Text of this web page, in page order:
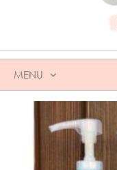
MENU
CONTENT